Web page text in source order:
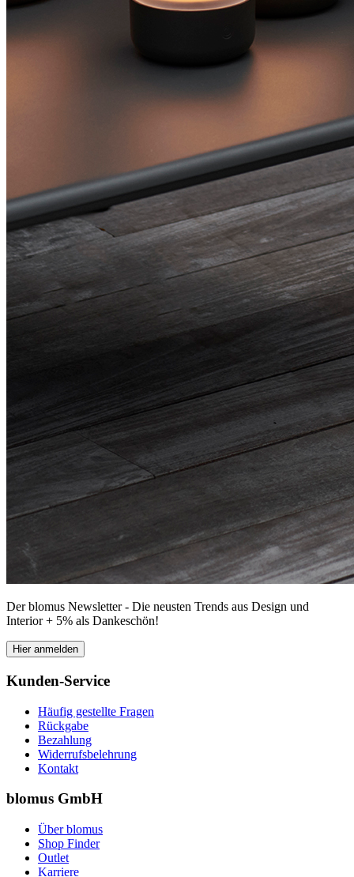
Der blomus Newsletter - Die neusten Trends aus Design und
Interior + 5% als Dankeschön!
Hier anmelden
Kunden-Service
Häufig gestellte Fragen
Rückgabe
Bezahlung
Widerrufsbelehrung
Kontakt
blomus GmbH
Über blomus
Shop Finder
Outlet
Karriere